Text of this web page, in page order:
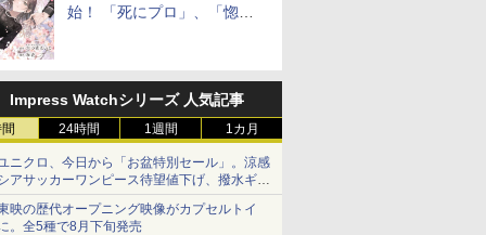
始！ 「死にプロ」、「惚れ
Impress Watchシリーズ 人気記事
24時間 1週間 1カ月
ニクロ、今日から「お盆特別セール」。涼感
アサッカーワンピース待望値下げ、撥水ギア
ョーツは1990円に
映の歴代オープニング映像がカプセルトイ
。全5種で8月下旬発売